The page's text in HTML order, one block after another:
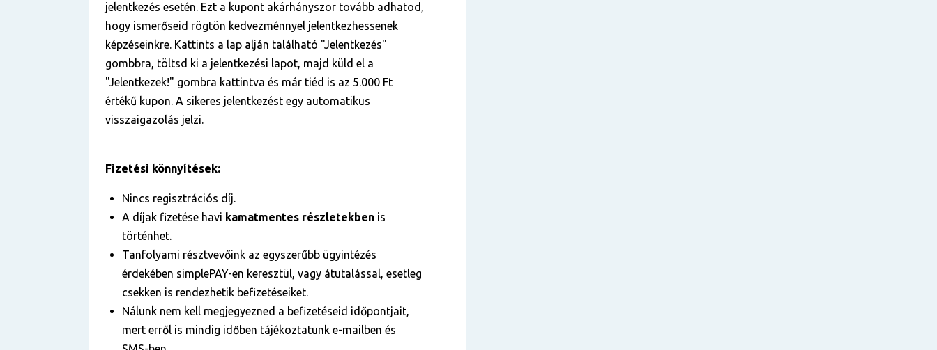
jelentkezés esetén. Ezt a kupont akárhányszor tovább adhatod,
hogy ismerőseid rögtön kedvezménnyel jelentkezhessenek
képzéseinkre. Kattints a lap alján található "Jelentkezés"
gombbra, töltsd ki a jelentkezési lapot, majd küld el a
"Jelentkezek!" gombra kattintva és már tiéd is az 5.000 Ft
értékű kupon. A sikeres jelentkezést egy automatikus
visszaigazolás jelzi.
Fizetési könnyítések:
Nincs regisztrációs díj.
A díjak fizetése havi kamatmentes részletekben is
történhet.
Tanfolyami résztvevőink az egyszerűbb ügyintézés
érdekében simplePAY-en keresztül, vagy átutalással, esetleg
csekken is rendezhetik befizetéseiket.
Nálunk nem kell megjegyezned a befizetéseid időpontjait,
mert erről is mindig időben tájékoztatunk e-mailben és